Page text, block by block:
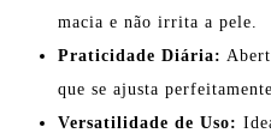
macia e não irrita a pele.
Praticidade Diária:
que se ajusta
Versatilidade de Uso: